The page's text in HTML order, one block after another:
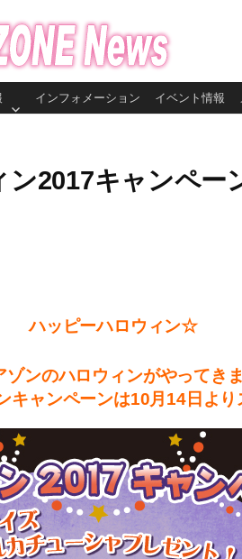
インフォメーション イベント情報
ン2017キャンペー
ハッピーハロウィン☆
ゾンのハロウィンがやってき
キャンペーンは10月14日より